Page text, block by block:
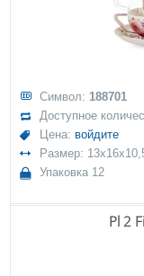
Символ: 188701
Доступное
Цена: войдите
Размер:
Упаковка 12
Pl 2